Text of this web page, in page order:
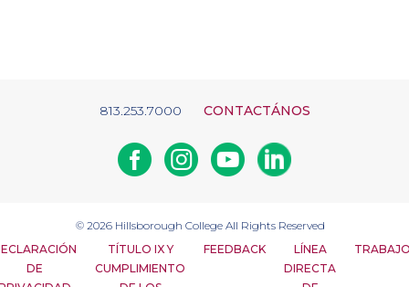
813.253.7000 CONTACTÁNOS
FacebookInstagramYoutubeLinkedin
© 2026 Hillsborough College All Rights Reserved
DE
TÍTULO IX Y
CUMPLIMIENTO
FEEDBACK
LÍNEA
DIRECTA